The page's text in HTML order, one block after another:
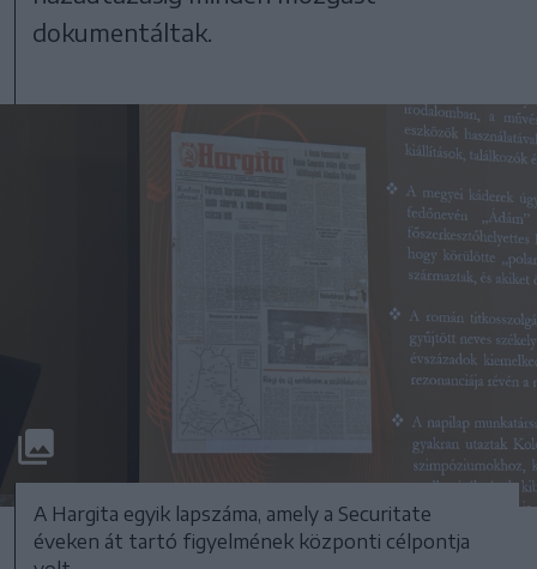
dokumentáltak.
A Hargita egyik lapszáma, amely a Securitate
éveken át tartó figyelmének központi célpontja